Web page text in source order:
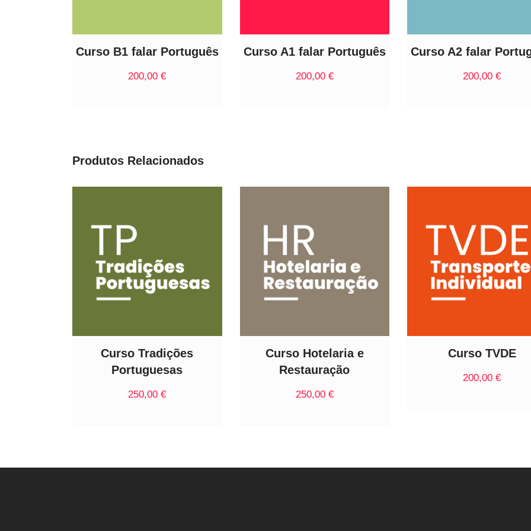
Curso B1 falar Português
200,00€
Curso A1 falar Português
200,00 €
Curso A2 falar
200,00€
Produtos Relacionados
Curso Tradições
Portuguesas
250,00€
Curso Hotelaria e
Restauração
250,00 €
Curso TVDE
200,00€